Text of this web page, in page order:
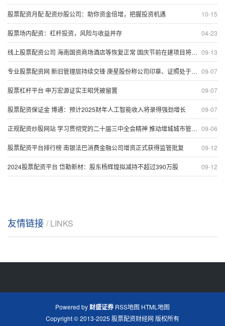
10-15
股票配资月配 配资炒股公司：助你资金倍增，把握投资机遇
04-23
股票场内配资：杠杆投资，风险与收益并存
09-13
线上股票配资公司 海南国资商场酒店等恢复正常 国庆节前在建项目将全部复工
09-07
专业股票配资网 新旧管理层持续交锋 庚星股份称公司印章、证照处于失控状态
09-07
股票杠杆平台 申万宏源证实王昭凭被留置
09-07
股票配资保证金 博通：预计2025财年人工智能收入将录得强劲增长
09-06
正规配资炒股网站 学习贯彻党的二十届三中全会精神 推动增城城市管理工作高质量发展
09-12
股票配资平台排行榜 南银法巴消费金融公司增资正式获得监管批复
09-12
2024股票配资平台 岱勒新材：股东杨辉煌拟减持不超过390万股
友情链接 / LINKS
Powered by财盛证券 RSS地图 HTML地图
Copyright© 2013-2025 股票配资财经网 版权所有